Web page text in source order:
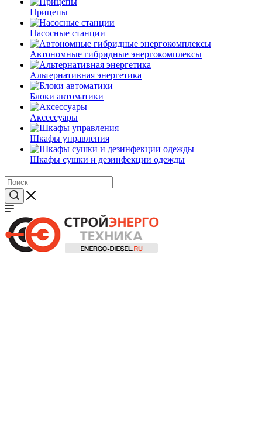
Прицепы
Насосные станции
Автономные гибридные энергокомплексы
Альтернативная энергетика
Блоки автоматики
Аксессуары
Шкафы управления
Шкафы сушки и дезинфекции одежды